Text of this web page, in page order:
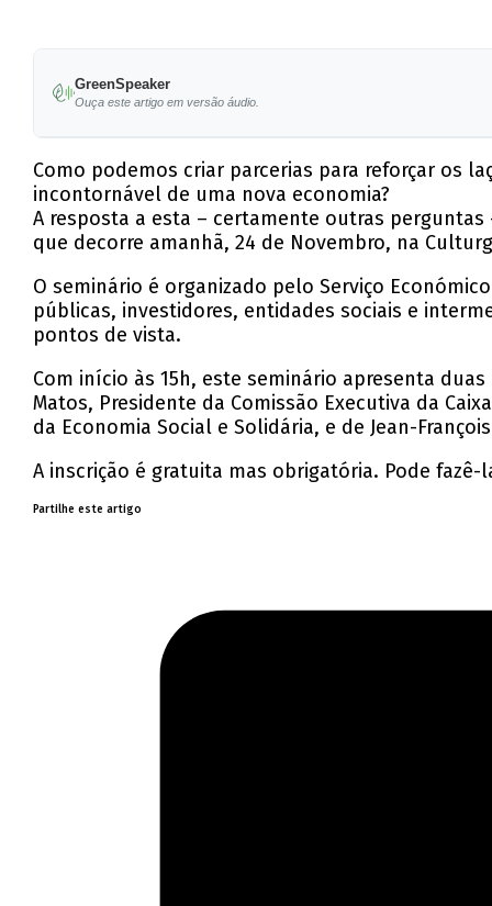
GreenSpeaker
Ouça este artigo em versão áudio.
Como podemos criar parcerias para reforçar os
incontornável de uma nova economia?
A resposta a esta – certamente outras perguntas
que decorre amanhã, 24 de Novembro, na
O seminário é organizado pelo Serviço
públicas, investidores, entidades sociais e
pontos de vista.
Com início às 15h, este seminário apresenta
Matos, Presidente da Comissão Executiva da
da Economia Social e Solidária, e de Jean-
A inscrição é gratuita mas obrigatória. Pode
Partilhe este artigo